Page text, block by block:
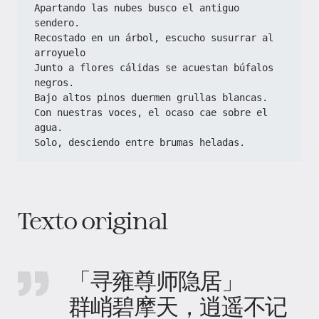
Apartando las nubes busco el antiguo
sendero.
Recostado en un árbol, escucho susurrar al
arroyuelo
Junto a flores cálidas se acuestan búfalos
negros.
Bajo altos pinos duermen grullas blancas.
Con nuestras voces, el ocaso cae sobre el
agua.
Solo, desciendo entre brumas heladas.
Texto original
「寻雍尊师隐居」
群峭碧摩天，逍遥不记